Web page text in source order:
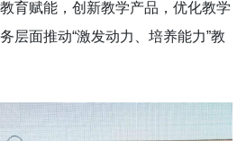
育赋能，创新教学产品，优化教学
层面推动“激发动力、培养能力”教